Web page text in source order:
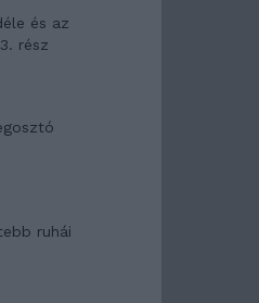
és az
rész
ruhái